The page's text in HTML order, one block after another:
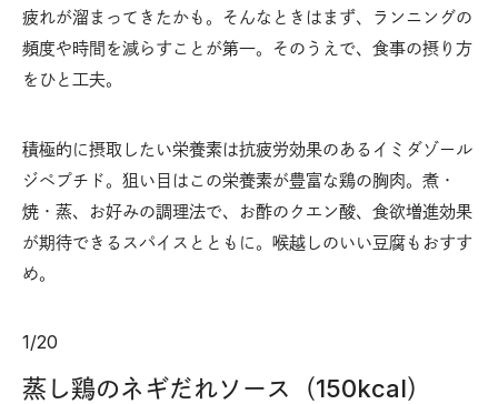
疲れが溜まってきたかも。そんなときはまず、ランニングの
頻度や時間を減らすことが第一。そのうえで、食事の摂り方
をひと工夫。
積極的に摂取したい栄養素は抗疲労効果のあるイミダゾール
ジペプチド。狙い目はこの栄養素が豊富な鶏の胸肉。煮・
焼・蒸、お好みの調理法で、お酢のクエン酸、食欲増進効果
が期待できるスパイスとともに。喉越しのいい豆腐もおすす
め。
1/20
蒸し鶏のネギだれソース（150kcal）